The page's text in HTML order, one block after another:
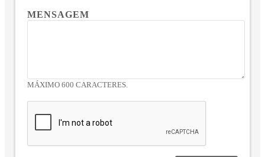
MENSAGEM
MÁXIMO 600 CARACTERES.